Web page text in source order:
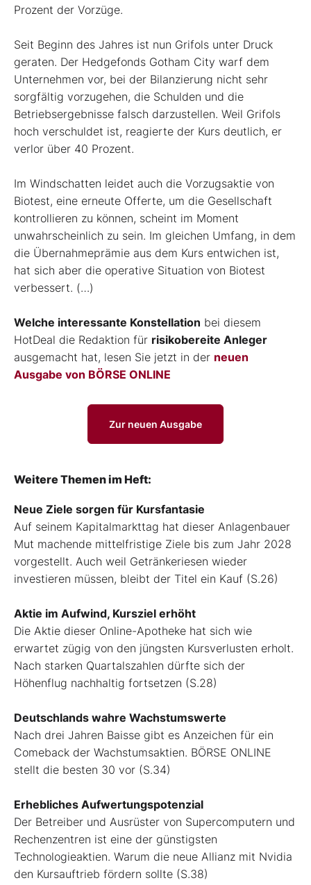
Prozent der Vorzüge.
Seit Beginn des Jahres ist nun Grifols unter Druck
geraten. Der Hedgefonds Gotham City warf dem
Unternehmen vor, bei der Bilanzierung nicht sehr
sorgfältig vorzugehen, die Schulden und die
Betriebsergebnisse falsch darzustellen. Weil Grifols
hoch verschuldet ist, reagierte der Kurs deutlich, er
verlor über 40 Prozent.
Im Windschatten leidet auch die Vorzugsaktie von
Biotest, eine erneute Offerte, um die Gesellschaft
kontrollieren zu können, scheint im Moment
unwahrscheinlich zu sein. Im gleichen Umfang, in dem
die Übernahmeprämie aus dem Kurs entwichen ist,
hat sich aber die operative Situation von Biotest
verbessert. (…)
Welche interessante Konstellation bei diesem
HotDeal die Redaktion für risikobereite Anleger
ausgemacht hat, lesen Sie jetzt in der neuen
Ausgabe von BÖRSE ONLINE
Zur neuen Ausgabe
Weitere Themen im Heft:
Neue Ziele sorgen für Kursfantasie
Auf seinem Kapitalmarkttag hat dieser Anlagenbauer
Mut machende mittelfristige Ziele bis zum Jahr 2028
vorgestellt. Auch weil Getränkeriesen wieder
investieren müssen, bleibt der Titel ein Kauf (S.26)
Aktie im Aufwind, Kursziel erhöht
Die Aktie dieser Online-Apotheke hat sich wie
erwartet zügig von den jüngsten Kursverlusten erholt.
Nach starken Quartalszahlen dürfte sich der
Höhenflug nachhaltig fortsetzen (S.28)
Deutschlands wahre Wachstumswerte
Nach drei Jahren Baisse gibt es Anzeichen für ein
Comeback der Wachstumsaktien. BÖRSE ONLINE
stellt die besten 30 vor (S.34)
Erhebliches Aufwertungspotenzial
Der Betreiber und Ausrüster von Supercomputern und
Rechenzentren ist eine der günstigsten
Technologieaktien. Warum die neue Allianz mit Nvidia
den Kursauftrieb fördern sollte (S.38)